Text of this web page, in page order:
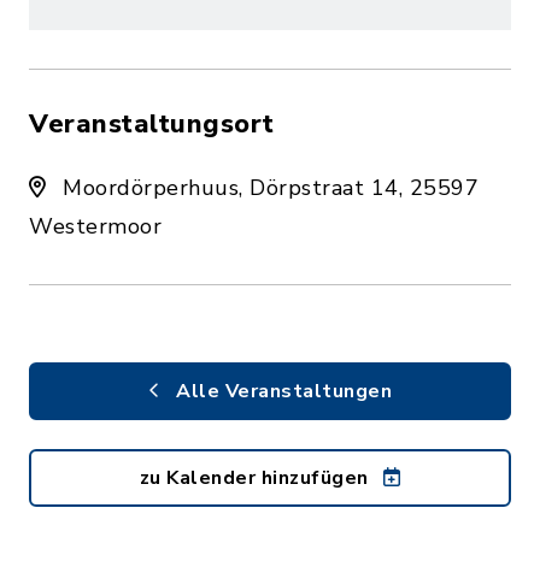
Veranstaltungsort
Moordörperhuus, Dörpstraat 14, 25597
Westermoor
Alle Veranstaltungen
zu Kalender hinzufügen